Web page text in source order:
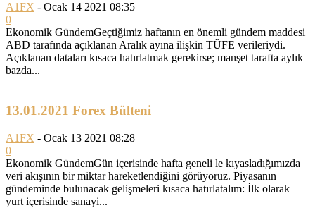
A1FX - Ocak 14 2021 08:35
0
Ekonomik GündemGeçtiğimiz haftanın en önemli gündem maddesi
ABD tarafında açıklanan Aralık ayına ilişkin TÜFE verileriydi.
Açıklanan dataları kısaca hatırlatmak gerekirse; manşet tarafta aylık
bazda...
13.01.2021 Forex Bülteni
A1FX - Ocak 13 2021 08:28
0
Ekonomik GündemGün içerisinde hafta geneli le kıyasladığımızda
veri akışının bir miktar hareketlendiğini görüyoruz. Piyasanın
gündeminde bulunacak gelişmeleri kısaca hatırlatalım: İlk olarak
yurt içerisinde sanayi...